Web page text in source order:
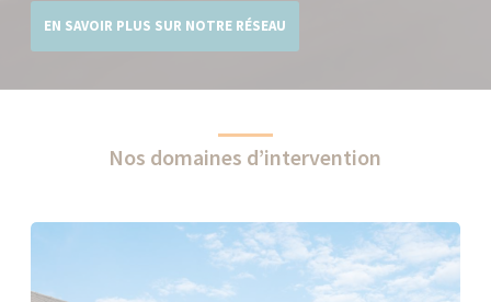
EN SAVOIR PLUS SUR NOTRE RÉSEAU
Nos domaines d’intervention